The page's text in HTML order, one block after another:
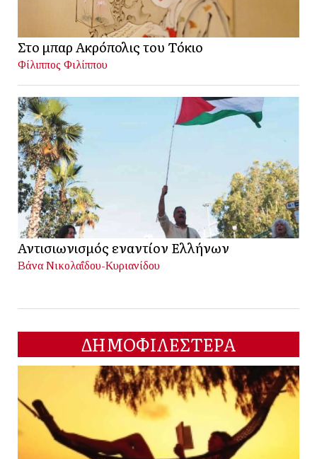
Στο μπαρ Ακρόπολις του Τόκιο
Φίλιππος Φιλίππου
Αντισιωνισμός εναντίον Ελλήνων
Βάνα Νικολαΐδου-Κυριανίδου
ΔΗΜΟΦΙΛΕΣΤΕΡΑ